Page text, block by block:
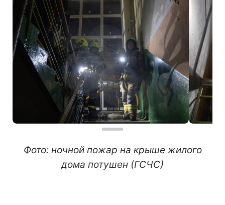
Фото: ночной пожар на крыше жилого
дома потушен (ГСЧС)